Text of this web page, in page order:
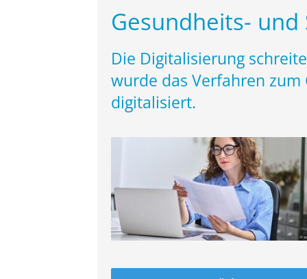
Gesundheits-
Die Digitalisierung
wurde das Verfahren
digitalisiert.